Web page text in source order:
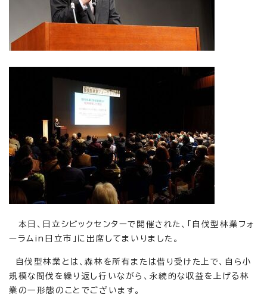
本日、日立シビックセンターで開催された、「自伐型林業フォ
ーラムin日立市」に出席してまいりました。
自伐型林業とは、森林を所有または借り受けた上で、自ら小
規模な間伐を繰り返し行いながら、永続的な収益を上げる林
業の一形態のことでございます。